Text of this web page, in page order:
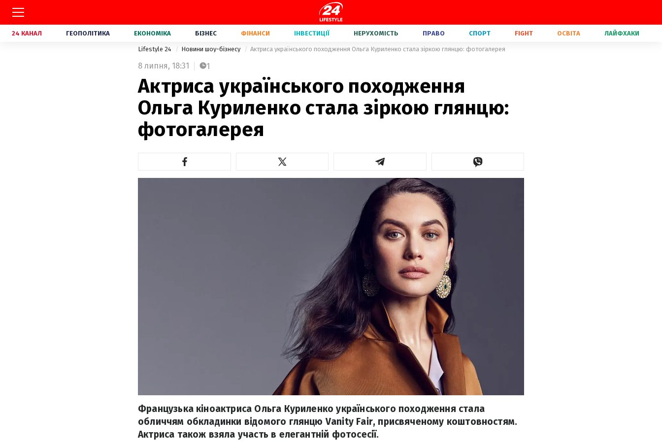
24 КАНАЛ ГЕОПОЛІТИКА ЕКОНОМІКА БІЗНЕС ФІНАНСИ ІНВЕСТИЦІЇ НЕРУХОМІСТЬ ПРАВО СПОРТ FIGHT ОСВІТА ЛАЙФХАКИ
Lifestyle 24 Новини шоу-бізнесу Актриса українського походження Ольга Куриленко стала зіркою глянцю: фотогалерея
8 липня, 18:31 1
Актриса українського походження
Ольга Куриленко стала зіркою глянцю:
фотогалерея
Французька кіноактриса Ольга Куриленко українського походження стала
обличчям обкладинки відомого глянцю Vanity Fair, присвяченому коштовностям.
Актриса також взяла участь в елегантній фотосесії.